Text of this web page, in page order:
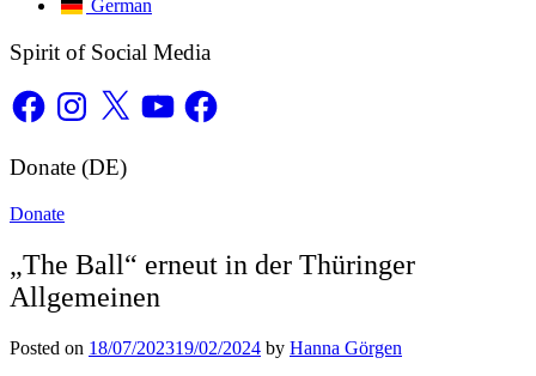
German
Spirit of Social Media
FacebookInstagram
X YouTubeFacebook
Donate (DE)
Donate
„The Ball“ erneut in der Thüringer
Allgemeinen
Posted on 18/07/202319/02/2024 by Hanna Görgen